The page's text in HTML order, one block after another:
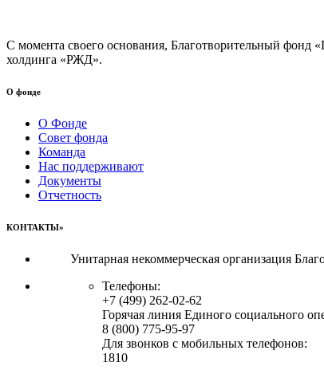
С момента своего основания, Благотворительный фонд
холдинга «РЖД».
О фонде
О Фонде
Совет фонда
Команда
Нас поддерживают
Документы
Отчетность
КОНТАКТЫ»
Унитарная некоммерческая организация
Телефоны:
+7 (499) 262-02-62
Горячая линия Единого социального
8 (800) 775-95-97
Для звонков с мобильных телефонов:
1810